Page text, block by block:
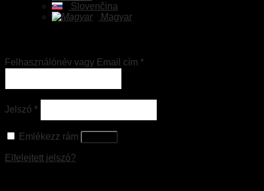
Slovenčina
Magyar
Felhasználónév vagy Email cím *
Jelszó *
Emlékezz rám
Elfelejtett jelszó?